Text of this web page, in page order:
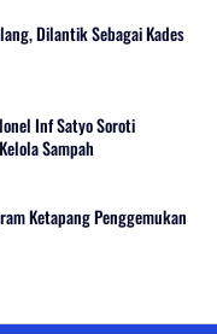
Dilantik Sebagai Kades
Inf Satyo Soroti
Sampah
Ketapang Penggemukan